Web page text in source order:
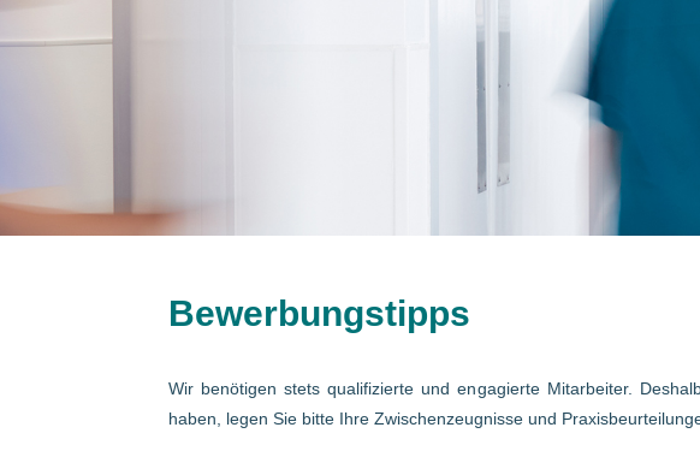
Bewerbungstipps
Wir benötigen stets qualifizierte und engagierte Mitarbeiter.
haben, legen Sie bitte Ihre Zwischenzeugnisse und